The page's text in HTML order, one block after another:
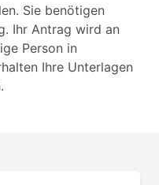
Sie benötigen
Ihr Antrag wird an
Person in
Ihre Unterlagen